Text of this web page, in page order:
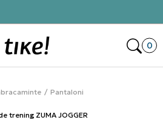
0
Pantaloni
trening ZUMA JOGGER